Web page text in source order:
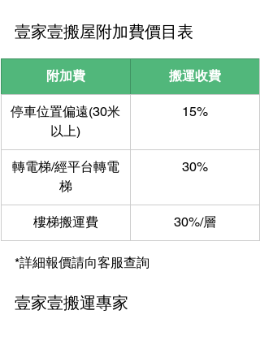
壹家壹搬屋附加費價目表
附加費 搬運收費
停車位置偏遠(30米
以上)
15%
轉電梯/經平台轉電
梯
30%
樓梯搬運費 30%/層
*詳細報價請向客服查詢
壹家壹搬運專家